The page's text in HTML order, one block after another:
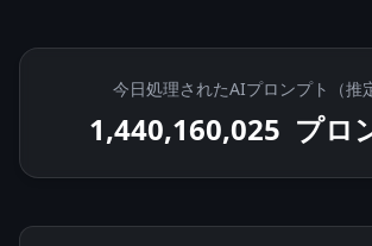
今日処理されたAIプロンプト（推
1,440,166,675 プロ